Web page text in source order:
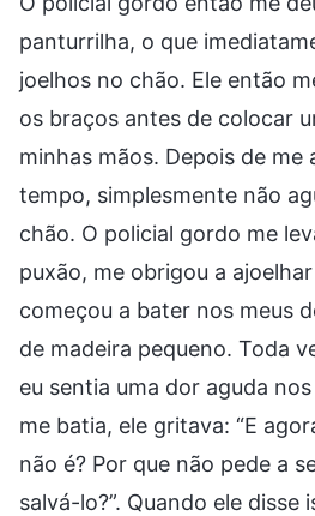
panturrilha, o que
joelhos no chão. Ele então
os braços antes de colocar
minhas mãos. Depois de me
tempo, simplesmente não
chão. O policial gordo me
puxão, me obrigou a
começou a bater nos meus
de madeira pequeno. Toda
eu sentia uma dor aguda
me batia, ele gritava: “E
não é? Por que não pede a
salvá-lo?”. Quando ele disse